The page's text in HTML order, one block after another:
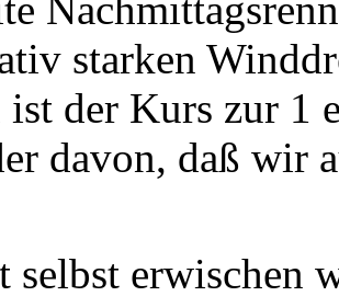
starken
der Kurs zur 1
davon, daß wir
selbst erwischen